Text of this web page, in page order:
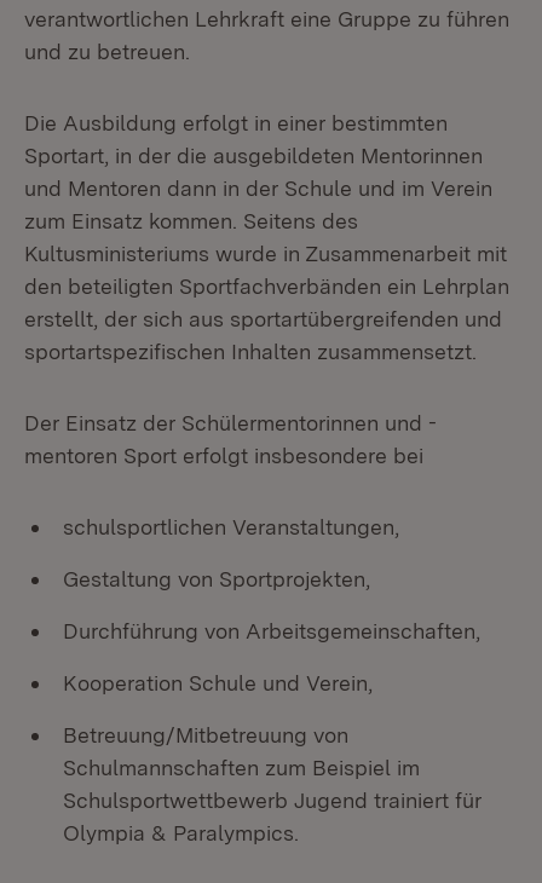
verantwortlichen Lehrkraft eine Gruppe zu führen
und zu betreuen.
Die Ausbildung erfolgt in einer bestimmten
Sportart, in der die ausgebildeten Mentorinnen
und Mentoren dann in der Schule und im Verein
zum Einsatz kommen. Seitens des
Kultusministeriums wurde in Zusammenarbeit mit
den beteiligten Sportfachverbänden ein Lehrplan
erstellt, der sich aus sportartübergreifenden und
sportartspezifischen Inhalten zusammensetzt.
Der Einsatz der Schülermentorinnen und -
mentoren Sport erfolgt insbesondere bei
schulsportlichen Veranstaltungen,
Gestaltung von Sportprojekten,
Durchführung von Arbeitsgemeinschaften,
Kooperation Schule und Verein,
Betreuung/Mitbetreuung von
Schulmannschaften zum Beispiel im
Schulsportwettbewerb Jugend trainiert für
Olympia & Paralympics.